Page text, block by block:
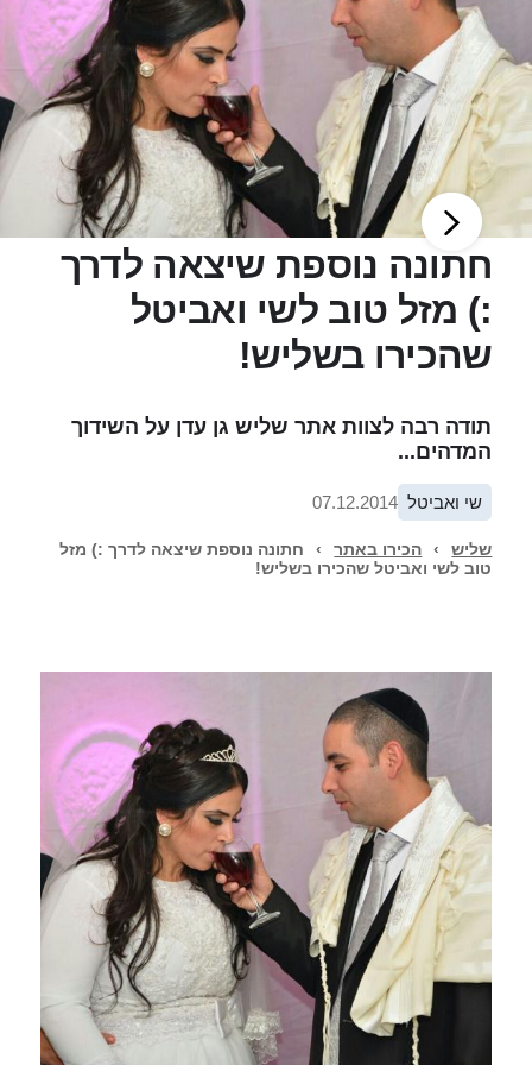
חתונה נוספת שיצאה לדרך
:) מזל טוב לשי ואביטל
שהכירו בשליש!
תודה רבה לצוות אתר שליש גן עדן על השידוך
המדהים...
שי ואביטל 07.12.2014
שליש › הכירו באתר ›
חתונה נוספת שיצאה לדרך :) מזל
טוב לשי ואביטל שהכירו בשליש!